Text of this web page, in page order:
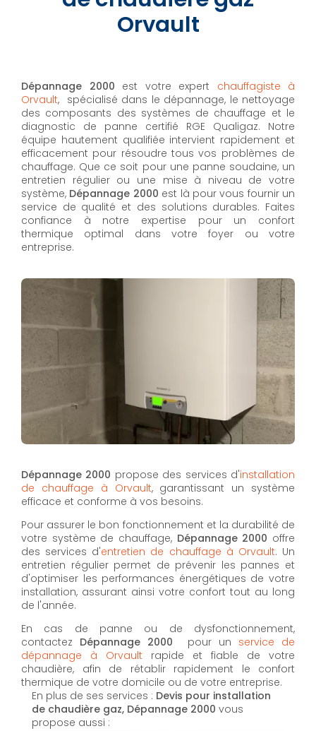
Orvault
Dépannage 2000 est votre expert chauffagiste à
Orvault, spécialisé dans le dépannage, le nettoyage
des composants des systèmes de chauffage et le
diagnostic de panne certifié RGE Qualigaz. Notre
équipe hautement qualifiée intervient rapidement et
efficacement pour résoudre tous vos problèmes de
chauffage. Que ce soit pour une panne soudaine, un
entretien régulier ou une mise à niveau de votre
système, Dépannage 2000 est là pour vous fournir un
service de qualité et des solutions durables. Faites
confiance à notre expertise pour un confort
thermique optimal dans votre foyer ou votre
entreprise.
Dépannage 2000 propose des services d'installation
de chauffage à Orvault, garantissant un système
efficace et conforme à vos besoins.
Pour assurer le bon fonctionnement et la durabilité de
votre système de chauffage, Dépannage 2000 offre
des services d'entretien de chauffage à Orvault. Un
entretien régulier permet de prévenir les pannes et
d'optimiser les performances énergétiques de votre
installation, assurant ainsi votre confort tout au long
de l'année.
En cas de panne ou de dysfonctionnement,
contactez Dépannage 2000 pour un service de
dépannage à Orvault rapide et fiable de votre
chaudière, afin de rétablir rapidement le confort
thermique de votre domicile ou de votre entreprise.
En plus de ses services : Devis pour installation
de chaudière gaz, Dépannage 2000 vous
propose aussi :